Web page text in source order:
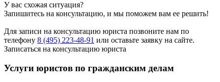
У вас схожая ситуация?
Запишитесь на консультацию, и мы поможем вам ее решить!
Для записи на консультацию юриста позвоните нам по
телефону 8 (495) 223-48-91 или оставьте заявку на сайте.
Записаться на консультацию юриста
Услуги юристов по гражданским делам